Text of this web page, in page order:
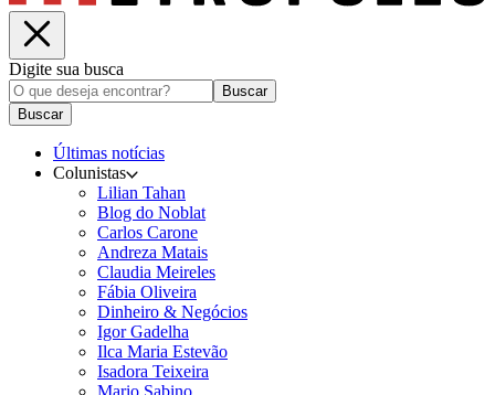
Digite sua busca
Buscar
Buscar
Últimas notícias
Colunistas
Lilian Tahan
Blog do Noblat
Carlos Carone
Andreza Matais
Claudia Meireles
Fábia Oliveira
Dinheiro & Negócios
Igor Gadelha
Ilca Maria Estevão
Isadora Teixeira
Mario Sabino